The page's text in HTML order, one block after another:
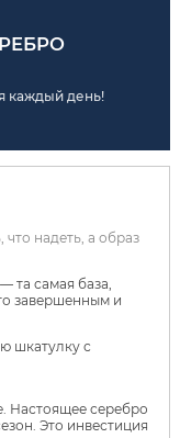
каждый день!
что надеть, а образ
та самая база,
завершенным и
шкатулку с
Настоящее серебро
Это инвестиция